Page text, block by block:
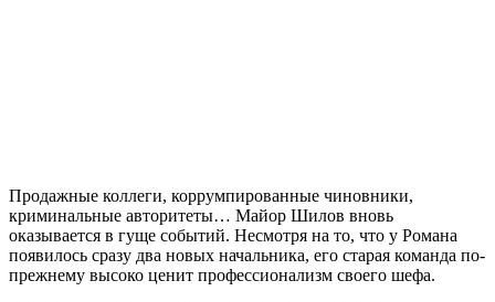
Продажные коллеги, коррумпированные чиновники,
криминальные авторитеты… Майор Шилов вновь
оказывается в гуще событий. Несмотря на то, что у Романа
появилось сразу два новых начальника, его старая команда по-
прежнему высоко ценит профессионализм своего шефа.